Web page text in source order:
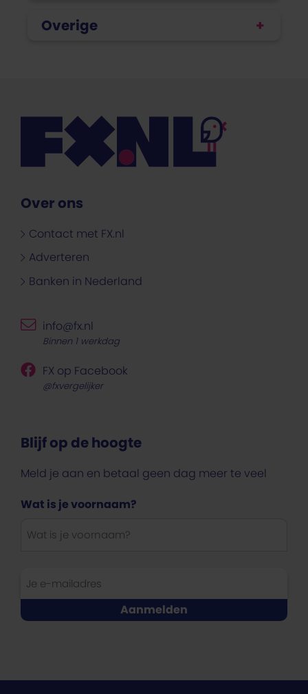
Overige
Over ons
Contact met FX.nl
Adverteren
Banken in Nederland
Blijf op de hoogte
Meld je aan en betaal geen dag meer te veel
Wat is je voornaam?
info@fx.nl
Binnen 1 werkdag
FX op Facebook
@fxvergelijker